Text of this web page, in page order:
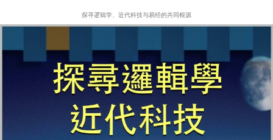
探寻逻辑学、近代科技与易经的共同根源